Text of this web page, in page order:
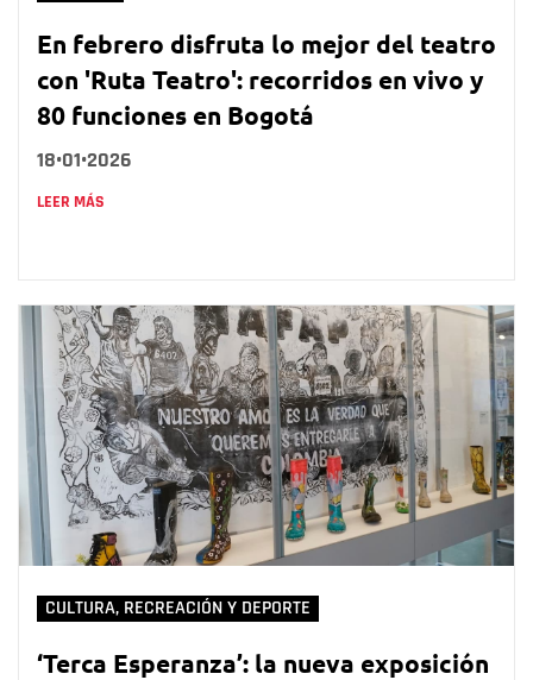
En febrero disfruta lo mejor del teatro
con 'Ruta Teatro': recorridos en vivo y
80 funciones en Bogotá
18•01•2026
LEER MÁS
CULTURA, RECREACIÓN Y DEPORTE
‘Terca Esperanza’: la nueva exposición